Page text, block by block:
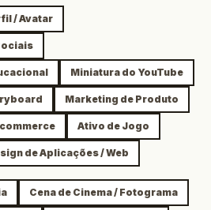
/ Avatar
Miniatura do YouTube
Marketing de Produto
Ativo de Jogo
de Aplicações / Web
Cena de Cinema / Fotograma